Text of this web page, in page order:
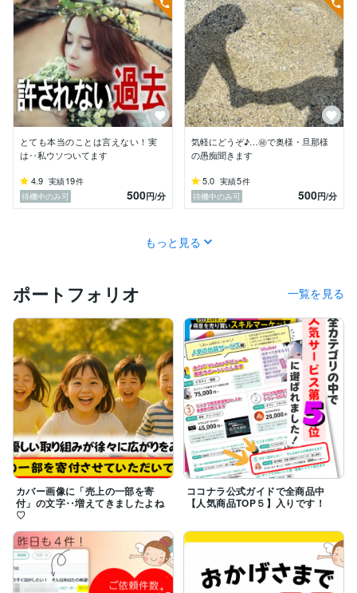
私は何度もその想いに苦しめられました。
・保育園～数年間：親の知人から性的被害
・小学：サメ肌の為にあだなは「カイジュウ」
・中学：複数の男子によるいじめ
・高校：１歳違いの弟の自死
・20代：夫によるDVで 年に１度は骨折入院、治療費・
生活費は自腹
・30代：ADHDの子＆オムツ君を連れて離婚/就職先の
社長によるセクハラ
その後
・再婚した夫への臓器移植
・認知症の親の遠距離介護
他にも胸の奥深くに閉じ込めてしまった「何か」があっ
たような気がします。
状況の人はいませんでした。
誰にも相談できずに１人で抱え込むしかなかったんで
す。
移植前に行われるカウンセリングで、担当カウンセラー
さんにお話を聞いていただいて初めて、自分が長年苦し
んでいたことに気づきました。
「20年以上もたった１人で苦しんでおられたんです
ね‥
お辛かったですね。」その一言に涙があふれました。
「やっとわかってもらえた」「わかってくれる人が居
た…」
思います。
私は、同じように苦しんでいる方のお役に立つために
ココナラを始めました。
とても本当のことは言えない！実
は‥私ウソついてます
4.9 実績19件
待機中のみ可
500円/分
気軽にどうぞ♪…㊙で奥様・旦那様
の愚痴聞きます
5.0 実績5件
待機中のみ可
500円/分
もっと見る
ポートフォリオ 一覧を見る
カバー画像に「売上の一部を寄
付」の文字‥増えてきましたよね
♡
ココナラ公式ガイドで全商品中
【人気商品TOP５】入りです！